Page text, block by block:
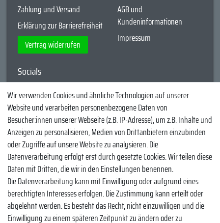
Zahlung und Versand
Erklärung zur Barrierefreiheit
Vertrag widerrufen
AGB und
Kundeninformationen
Impressum
Socials
YouTube
Facebook
Instagram
TikTok
Zahlungsmethoden
Wir verwenden Cookies und ähnliche Technologien auf unserer
Website und verarbeiten personenbezogene Daten von
Besucher:innen unserer Webseite (z.B. IP-Adresse), um z.B. Inhalte und
Anzeigen zu personalisieren, Medien von Drittanbietern einzubinden
oder Zugriffe auf unsere Website zu analysieren. Die
Datenverarbeitung erfolgt erst durch gesetzte Cookies. Wir teilen diese
Daten mit Dritten, die wir in den Einstellungen benennen.
Die Datenverarbeitung kann mit Einwilligung oder aufgrund eines
berechtigten Interesses erfolgen. Die Zustimmung kann erteilt oder
abgelehnt werden. Es besteht das Recht, nicht einzuwilligen und die
Einwilligung zu einem späteren Zeitpunkt zu ändern oder zu